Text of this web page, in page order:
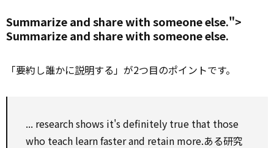
Summarize andshare withsomeone else.">
Summarizeandshare withsomeone else.
「要約し誰かに説明する」が2つ目のポイントです。
... research shows it's definitely true that those
who teach learn faster and retain more.ある研究